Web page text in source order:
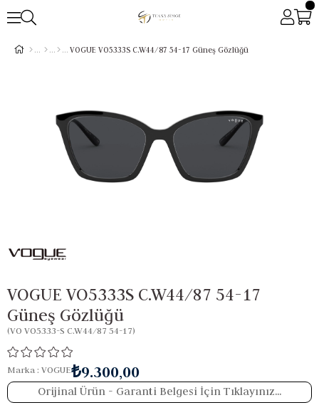
VOGUE VO5333S C.W44/87 54-17 Güneş Gözlüğü
VOGUE VO5333S C.W44/87 54-17
Güneş Gözlüğü
(VO VO5333-S C.W44/87 54-17)
Marka : VOGUE₺9.300,00
Orijinal Ürün - Garanti Belgesi İçin Tıklayınız...